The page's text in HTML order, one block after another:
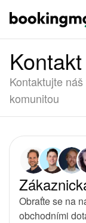
Kontakt
Kontaktujte
komunitou
Obraťte se na
obchodními